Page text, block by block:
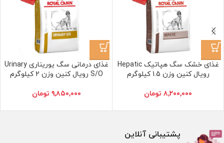
غذای خشک سگ هپاتیک Hepatic
رویال کنین وزن 1.5 کیلوگرم
۸,۲۰۰,۰۰۰ تومان
غذای درمانی سگ یوریناری Urinary
S/O رویال کنین وزن 2 کیلوگرم
۹,۸۵۰,۰۰۰ تومان
پشتیبانی آنلاین